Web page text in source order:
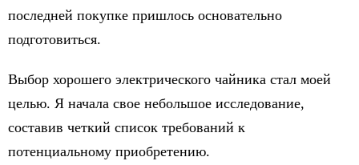
последней покупке пришлось основательно
подготовиться.
Выбор хорошего электрического чайника стал моей
целью. Я начала свое небольшое исследование,
составив четкий список требований к
потенциальному приобретению.